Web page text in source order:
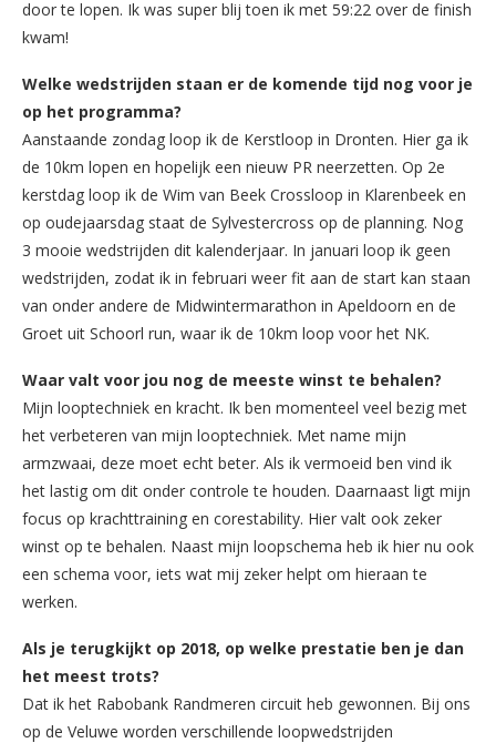
door te lopen. Ik was super blij toen ik met 59:22 over de finish
kwam!
Welke wedstrijden staan er de komende tijd nog voor je
op het programma?
Aanstaande zondag loop ik de Kerstloop in Dronten. Hier ga ik
de 10km lopen en hopelijk een nieuw PR neerzetten. Op 2e
kerstdag loop ik de Wim van Beek Crossloop in Klarenbeek en
op oudejaarsdag staat de Sylvestercross op de planning. Nog
3 mooie wedstrijden dit kalenderjaar. In januari loop ik geen
wedstrijden, zodat ik in februari weer fit aan de start kan staan
van onder andere de Midwintermarathon in Apeldoorn en de
Groet uit Schoorl run, waar ik de 10km loop voor het NK.
Waar valt voor jou nog de meeste winst te behalen?
Mijn looptechniek en kracht. Ik ben momenteel veel bezig met
het verbeteren van mijn looptechniek. Met name mijn
armzwaai, deze moet echt beter. Als ik vermoeid ben vind ik
het lastig om dit onder controle te houden. Daarnaast ligt mijn
focus op krachttraining en corestability. Hier valt ook zeker
winst op te behalen. Naast mijn loopschema heb ik hier nu ook
een schema voor, iets wat mij zeker helpt om hieraan te
werken.
Als je terugkijkt op 2018, op welke prestatie ben je dan
het meest trots?
Dat ik het Rabobank Randmeren circuit heb gewonnen. Bij ons
op de Veluwe worden verschillende loopwedstrijden